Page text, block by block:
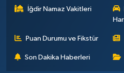
İğdir Namaz Vakitleri
Puan Durumu ve Fikstür
Son Dakika Haberleri